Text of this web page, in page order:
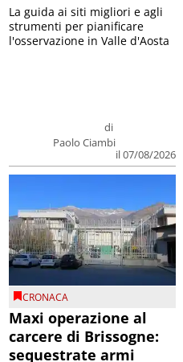
di
Paolo Ciambi
il 07/08/2026
La guida ai siti migliori e agli
strumenti per pianificare
l'osservazione in Valle d'Aosta
CRONACA
Maxi operazione al
carcere di Brissogne:
sequestrate armi